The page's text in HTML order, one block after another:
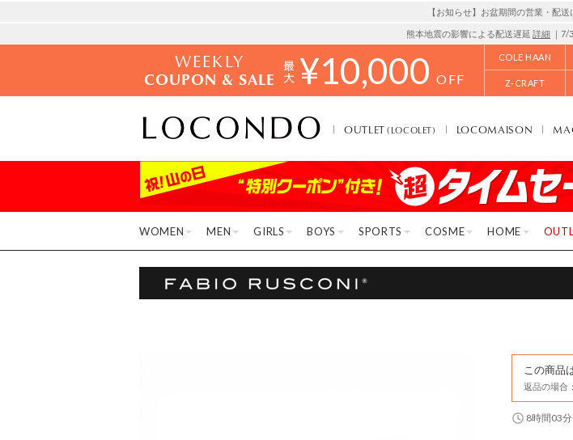
【お知らせ】お盆期間の営業・配
熊本地震の影響による配送遅延 詳細 ｜7/
WEEKLY
COUPON & SALE ¥10,000 OFF
COLE HAAN
Z-CRAFT
OUTLET(LOCOLET) LOCOMAISON
WOMEN MEN GIRLS BOYS SPORTS COSME HOME
この商品
返品の場合
8時間02